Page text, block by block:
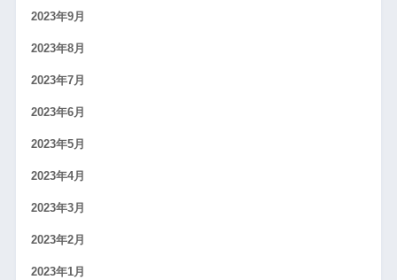
2023年9月
2023年8月
2023年7月
2023年6月
2023年5月
2023年4月
2023年3月
2023年2月
2023年1月